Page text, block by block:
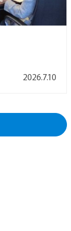
2026.7.10